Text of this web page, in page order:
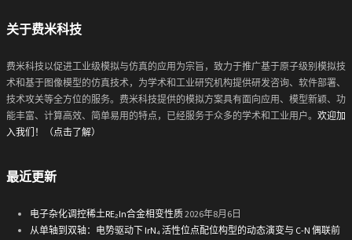
关于费米科技
费米科技以促进工业级模拟与仿真的应用为宗旨，致力于推广基于原子级别模拟技
术和基于图像模型的仿真技术，为学术和工业研究机构提供研发咨询、软件部署、
技术攻关等全方位的服务。费米科技提供的模拟方案具有面向应用、模型新颖、功
能丰富、计算高效、简单易用的特点，已经服务于众多的学术和工业用户。 欢迎加
入我们！（点击了解）
最近更新
电子杂化调控稀土RE₂In合金相变性质2026年8月6日
从单轴到双轴：电势驱动下 IrN₄ 活性位点配位构型的动态演变与 C-N 偶联前